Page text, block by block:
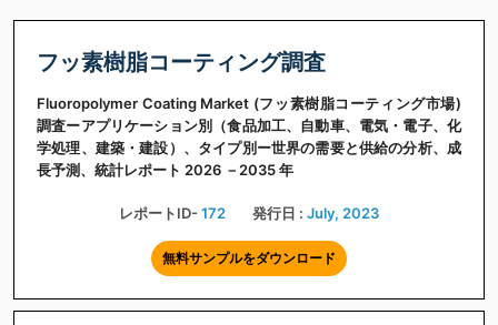
フッ素樹脂コーティング調査
Fluoropolymer Coating Market (フッ素樹脂コーティング市場)
調査ーアプリケーション別（食品加工、自動車、電気・電子、化
学処理、建築・建設）、タイプ別ー世界の需要と供給の分析、成
長予測、統計レポート 2026 －2035 年
レポートID-172 発行日 : July, 2023
無料サンプルをダウンロード